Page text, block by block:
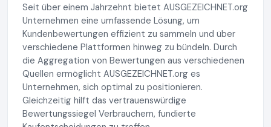
Seit über einem Jahrzehnt bietet AUSGEZEICHNET.org
Unternehmen eine umfassende Lösung, um
Kundenbewertungen effizient zu sammeln und über
verschiedene Plattformen hinweg zu bündeln. Durch
die Aggregation von Bewertungen aus verschiedenen
Quellen ermöglicht AUSGEZEICHNET.org es
Unternehmen, sich optimal zu positionieren.
Gleichzeitig hilft das vertrauenswürdige
Bewertungssiegel Verbrauchern, fundierte